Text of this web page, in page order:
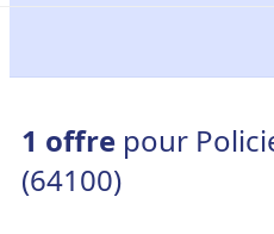
1 offre pour
(64100)